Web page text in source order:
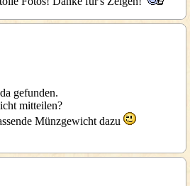
gefunden.
mitteilen?
Münzgewicht dazu